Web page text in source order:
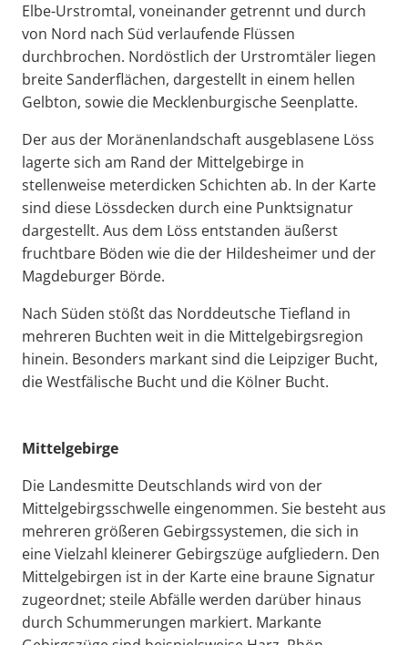
Elbe-Urstromtal, voneinander getrennt und durch
von Nord nach Süd verlaufende Flüssen
durchbrochen. Nordöstlich der Urstromtäler liegen
breite Sanderflächen, dargestellt in einem hellen
Gelbton, sowie die Mecklenburgische Seenplatte.
Der aus der Moränenlandschaft ausgeblasene Löss
lagerte sich am Rand der Mittelgebirge in
stellenweise meterdicken Schichten ab. In der Karte
sind diese Lössdecken durch eine Punktsignatur
dargestellt. Aus dem Löss entstanden äußerst
fruchtbare Böden wie die der Hildesheimer und der
Magdeburger Börde.
Nach Süden stößt das Norddeutsche Tiefland in
mehreren Buchten weit in die Mittelgebirgsregion
hinein. Besonders markant sind die Leipziger Bucht,
die Westfälische Bucht und die Kölner Bucht.
Mittelgebirge
Die Landesmitte Deutschlands wird von der
Mittelgebirgsschwelle eingenommen. Sie besteht aus
mehreren größeren Gebirgssystemen, die sich in
eine Vielzahl kleinerer Gebirgszüge aufgliedern. Den
Mittelgebirgen ist in der Karte eine braune Signatur
zugeordnet; steile Abfälle werden darüber hinaus
durch Schummerungen markiert. Markante